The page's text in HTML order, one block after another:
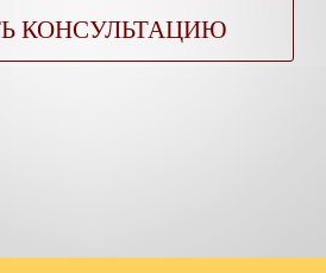
КОНСУЛЬТАЦИЮ